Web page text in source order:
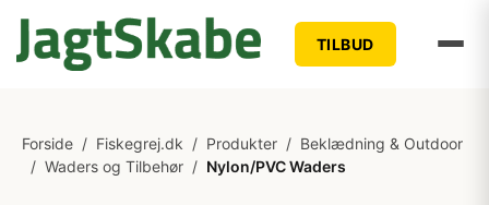
TILBUD
Forside / Fiskegrej.dk / Produkter / Beklædning & Outdoor
/ Waders og Tilbehør / Nylon/PVC Waders